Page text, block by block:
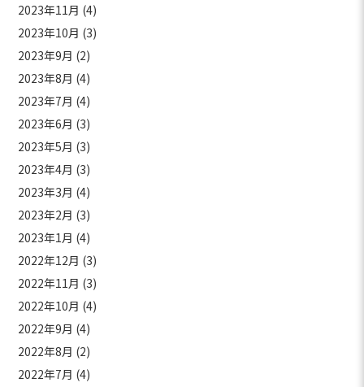
2023年11月 (4)
2023年10月 (3)
2023年9月 (2)
2023年8月 (4)
2023年7月 (4)
2023年6月 (3)
2023年5月 (3)
2023年4月 (3)
2023年3月 (4)
2023年2月 (3)
2023年1月 (4)
2022年12月 (3)
2022年11月 (3)
2022年10月 (4)
2022年9月 (4)
2022年8月 (2)
2022年7月 (4)